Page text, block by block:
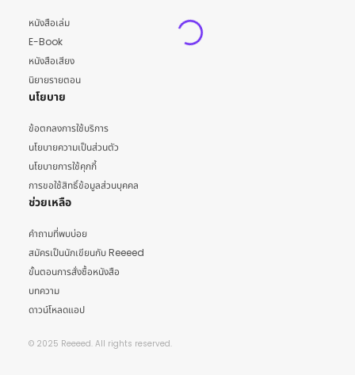
หนังสือเล่ม
E-Book
หนังสือเสียง
นิยายรายตอน
นโยบาย
ข้อตกลงการใช้บริการ
นโยบายความเป็นส่วนตัว
นโยบายการใช้คุกกี้
การขอใช้สิทธิ์ข้อมูลส่วนบุคคล
ช่วยเหลือ
คำถามที่พบบ่อย
สมัครเป็นนักเขียนกับ Reeeed
ขั้นตอนการสั่งซื้อหนังสือ
บทความ
ดาวน์โหลดแอป
© 2025 Reeeed. All rights reserved.